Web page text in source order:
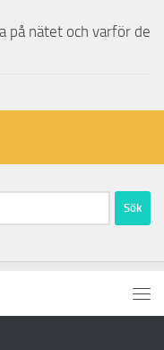
på nätet och varför de